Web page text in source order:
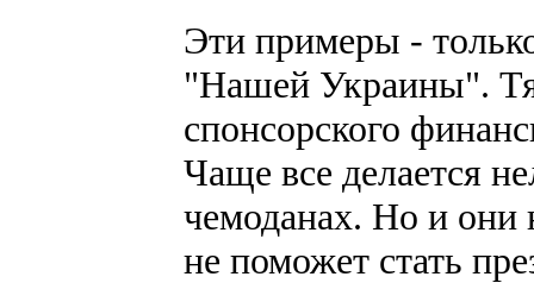
Эти примеры -
"Нашей Украины".
спонсорского
Чаще все делается
чемоданах. Но и они
не поможет стать